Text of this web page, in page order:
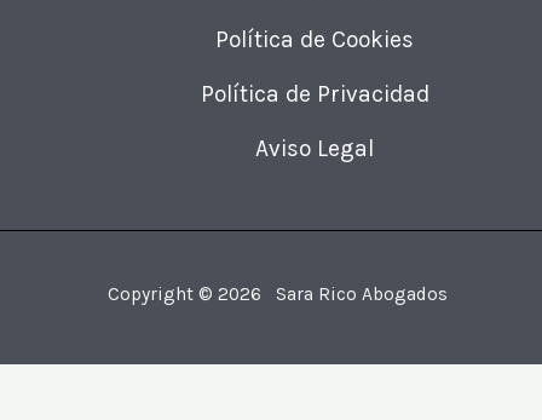
Política de Cookies
Política de Privacidad
Aviso Legal
Copyright © 2026 Sara Rico Abogados